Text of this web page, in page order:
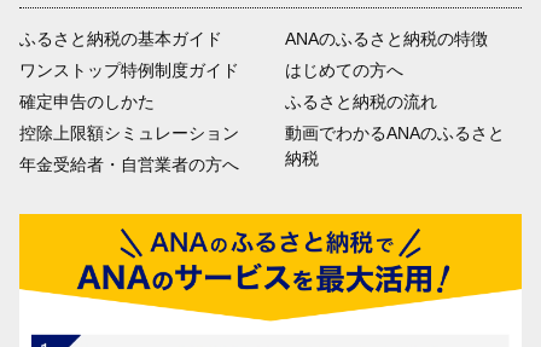
ふるさと納税の基本ガイド
ワンストップ特例制度ガイド
確定申告のしかた
控除上限額シミュレーション
年金受給者・自営業者の方へ
ANAのふるさと納税の特徴
はじめての方へ
ふるさと納税の流れ
動画でわかるANAのふるさと
納税